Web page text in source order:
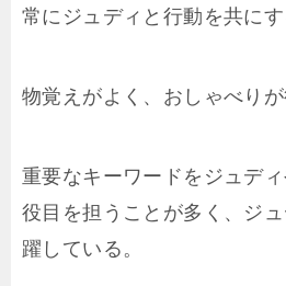
常にジュディと行動を共にす
物覚えがよく、おしゃべりが
重要なキーワードをジュデ
役目を担うことが多く、ジ
躍している。